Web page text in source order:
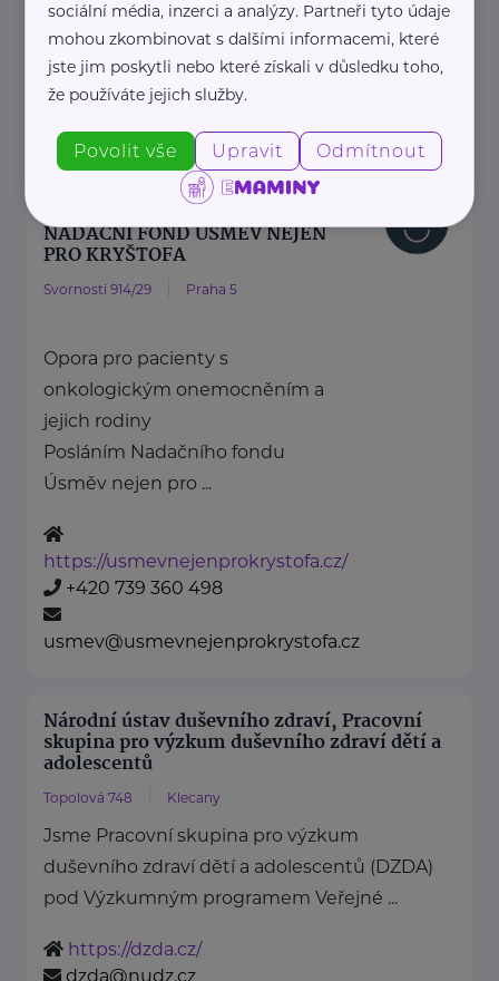
zdraví dětí ...
https://spolusodvahou.org/cz/
+420 725 565 273
NADAČNÍ FOND ÚSMĚV NEJEN
PRO KRYŠTOFA
Svornosti 914/29 Praha 5
Opora pro pacienty s
onkologickým onemocněním a
jejich rodiny
Posláním Nadačního fondu
Úsměv nejen pro ...
https://usmevnejenprokrystofa.cz/
+420 739 360 498
usmev@usmevnejenprokrystofa.cz
Národní ústav duševního zdraví, Pracovní
skupina pro výzkum duševního zdraví dětí a
adolescentů
Topolová 748 Klecany
Jsme Pracovní skupina pro výzkum
duševního zdraví dětí a adolescentů (DZDA)
pod Výzkumným programem Veřejné ...
https://dzda.cz/
dzda@nudz.cz
sociální média, inzerci a analýzy. Partneři tyto údaje
mohou zkombinovat s dalšími informacemi, které
jste jim poskytli nebo které získali v důsledku toho,
že používáte jejich služby.
Povolit vše Upravit Odmítnout